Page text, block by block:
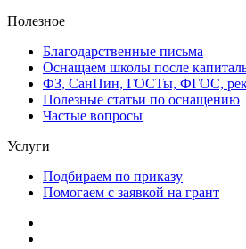
Полезное
Благодарственные письма
Оснащаем школы после
ФЗ, СанПин, ГОСТы, ФГОС,
Полезные статьи по оснащению
Частые вопросы
Услуги
Подбираем по приказу
Помогаем с заявкой на грант